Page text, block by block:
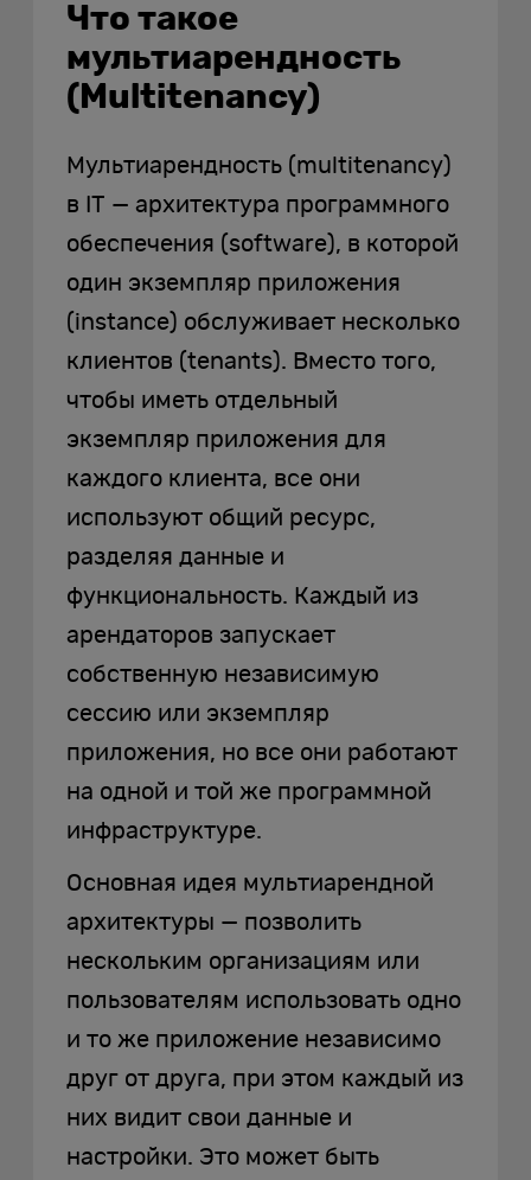
Что такое
мультиарендность
(Multitenancy)
Мультиарендность (multitenancy)
в IT — архитектура программного
обеспечения (software), в которой
один экземпляр приложения
(instance) обслуживает несколько
клиентов (tenants). Вместо того,
чтобы иметь отдельный
экземпляр приложения для
каждого клиента, все они
используют общий ресурс,
разделяя данные и
функциональность. Каждый из
арендаторов запускает
собственную независимую
сессию или экземпляр
приложения, но все они работают
на одной и той же программной
инфраструктуре.
Основная идея мультиарендной
архитектуры — позволить
нескольким организациям или
пользователям использовать одно
и то же приложение независимо
друг от друга, при этом каждый из
них видит свои данные и
настройки. Это может быть